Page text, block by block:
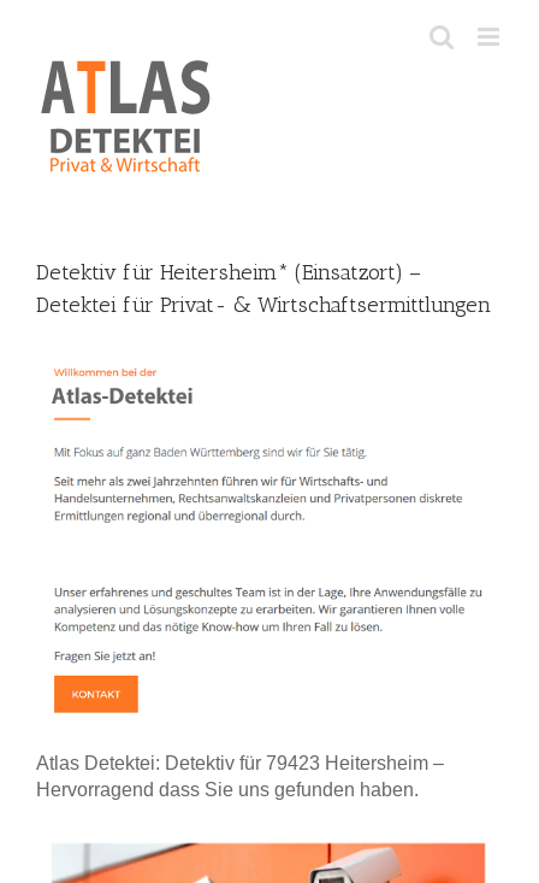
content
Detektiv für Heitersheim* (Einsatzort) –
Detektei für Privat- & Wirtschaftsermittlungen
Atlas Detektei: Detektiv für 79423 Heitersheim –
Hervorragend dass Sie uns gefunden haben.